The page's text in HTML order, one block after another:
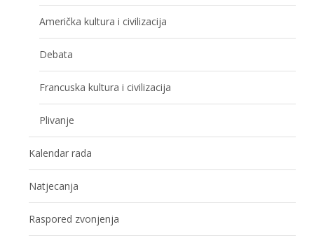
Američka kultura i civilizacija
Debata
Francuska kultura i civilizacija
Plivanje
Kalendar rada
Natjecanja
Raspored zvonjenja